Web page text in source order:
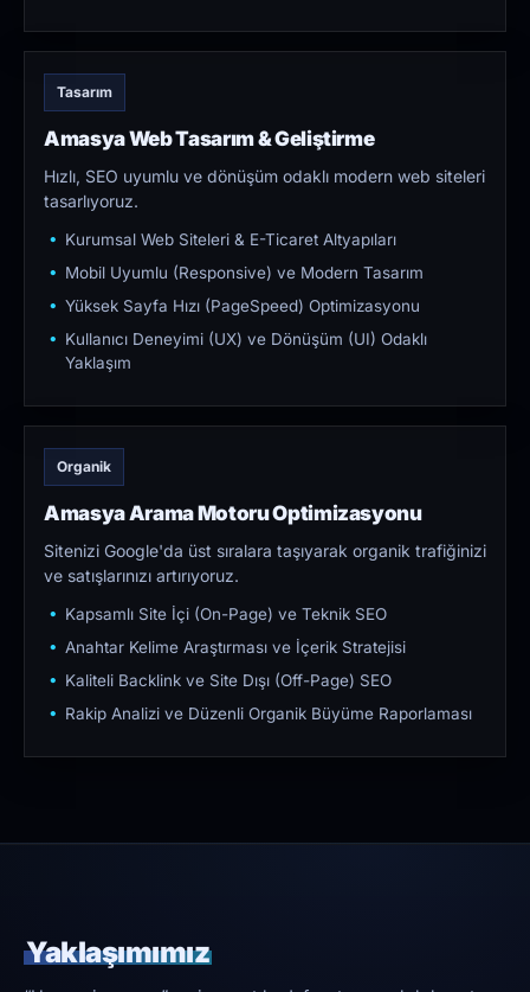
Tasarım
Amasya Web Tasarım & Geliştirme
Hızlı, SEO uyumlu ve dönüşüm odaklı modern web siteleri
tasarlıyoruz.
Kurumsal Web Siteleri & E-Ticaret Altyapıları
Mobil Uyumlu (Responsive) ve Modern Tasarım
Yüksek Sayfa Hızı (PageSpeed) Optimizasyonu
Kullanıcı Deneyimi (UX) ve Dönüşüm (UI) Odaklı
Yaklaşım
Organik
Amasya Arama Motoru Optimizasyonu
Sitenizi Google'da üst sıralara taşıyarak organik trafiğinizi
ve satışlarınızı artırıyoruz.
Kapsamlı Site İçi (On-Page) ve Teknik SEO
Anahtar Kelime Araştırması ve İçerik Stratejisi
Kaliteli Backlink ve Site Dışı (Off-Page) SEO
Rakip Analizi ve Düzenli Organik Büyüme Raporlaması
Yaklaşımımız